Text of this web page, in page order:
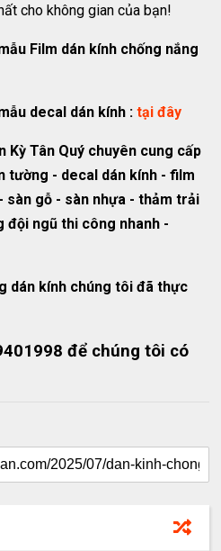
cho không gian của bạn!
Film dán kính chống nắng
decal dán kính :tại đây
Kỳ Tân Quý chuyên cung cấp
tường - decal dán kính - film
sàn gỗ - sàn nhựa - thảm trải
đội ngũ thi công nhanh -
dán kính chúng tôi đã thực
để chúng tôi có